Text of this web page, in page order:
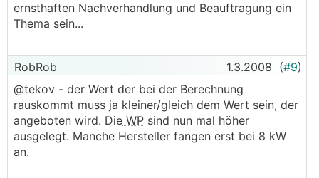
ernsthaften Nachverhandlung und Beauftragung ein
Thema sein...
RobRob 1.3.2008 (#9)
@tekov - der Wert der bei der Berechnung
rauskommt muss ja kleiner/gleich dem Wert sein, der
angeboten wird. Die WP sind nun mal höher
ausgelegt. Manche Hersteller fangen erst bei 8 kW
an.